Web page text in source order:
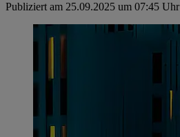
Publiziert am 25.09.2025 um 07:45 Uhr